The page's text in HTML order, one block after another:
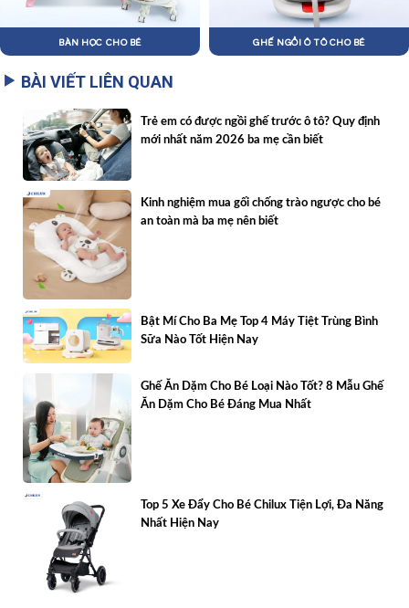
BÀN HỌC CHO BÉ GHẾ NGỒI Ô TÔ CHO BÉ
BÀI VIẾT LIÊN QUAN
Trẻ em có được ngồi ghế trước ô tô? Quy định
mới nhất năm 2026 ba mẹ cần biết
Kinh nghiệm mua gối chống trào ngược cho bé
an toàn mà ba mẹ nên biết
Bật Mí Cho Ba Mẹ Top 4 Máy Tiệt Trùng Bình
Sữa Nào Tốt Hiện Nay
Ghế Ăn Dặm Cho Bé Loại Nào Tốt? 8 Mẫu Ghế
Ăn Dặm Cho Bé Đáng Mua Nhất
Top 5 Xe Đẩy Cho Bé Chilux Tiện Lợi, Đa Năng
Nhất Hiện Nay